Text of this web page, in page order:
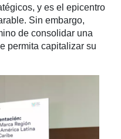
y es el epicentro
Sin embargo,
de consolidar una
permita capitalizar su